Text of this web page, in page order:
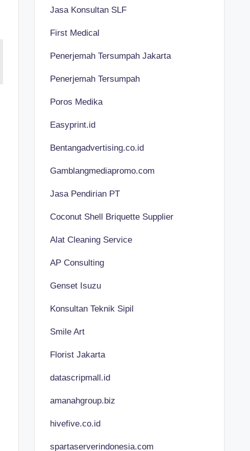
Jasa Konsultan SLF
First Medical
Penerjemah Tersumpah Jakarta
Penerjemah Tersumpah
Poros Medika
Easyprint.id
Bentangadvertising.co.id
Gamblangmediapromo.com
Jasa Pendirian PT
Coconut Shell Briquette Supplier
Alat Cleaning Service
AP Consulting
Genset Isuzu
Konsultan Teknik Sipil
Smile Art
Florist Jakarta
datascripmall.id
amanahgroup.biz
hivefive.co.id
spartaserverindonesia.com